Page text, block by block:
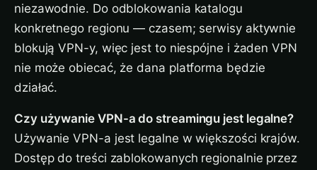
niezawodnie. Do odblokowania katalogu
konkretnego regionu — czasem; serwisy aktywnie
blokują VPN-y, więc jest to niespójne i żaden VPN
nie może obiecać, że dana platforma będzie
działać.
Czy używanie VPN-a do streamingu jest legalne?
Używanie VPN-a jest legalne w większości krajów.
Dostęp do treści zablokowanych regionalnie przez